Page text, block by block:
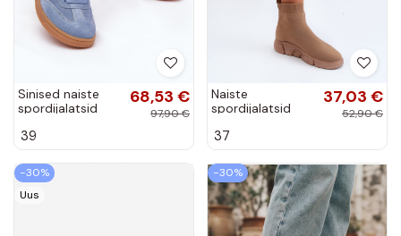
Sinised naiste
spordijalatsid
Paliana
68,53 €
97,90 €
39
Naiste
spordijalatsid
varrukaga beežis
37,03 €
52,90 €
37
−30%
Uus
−30%